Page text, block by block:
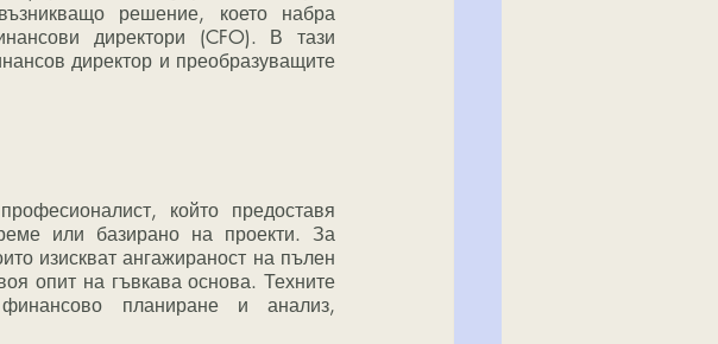
решение, което набра
директори (CFO). В тази
директор и преобразуващите
или базирано на проекти. За
изискват ангажираност на пълен
опит на гъвкава основа. Техните
планиране и анализ,